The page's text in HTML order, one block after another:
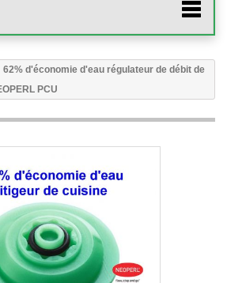
62% d'économie d'eau régulateur de débit de
PCU